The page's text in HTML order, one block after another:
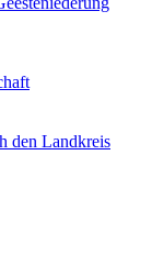
den Landkreis